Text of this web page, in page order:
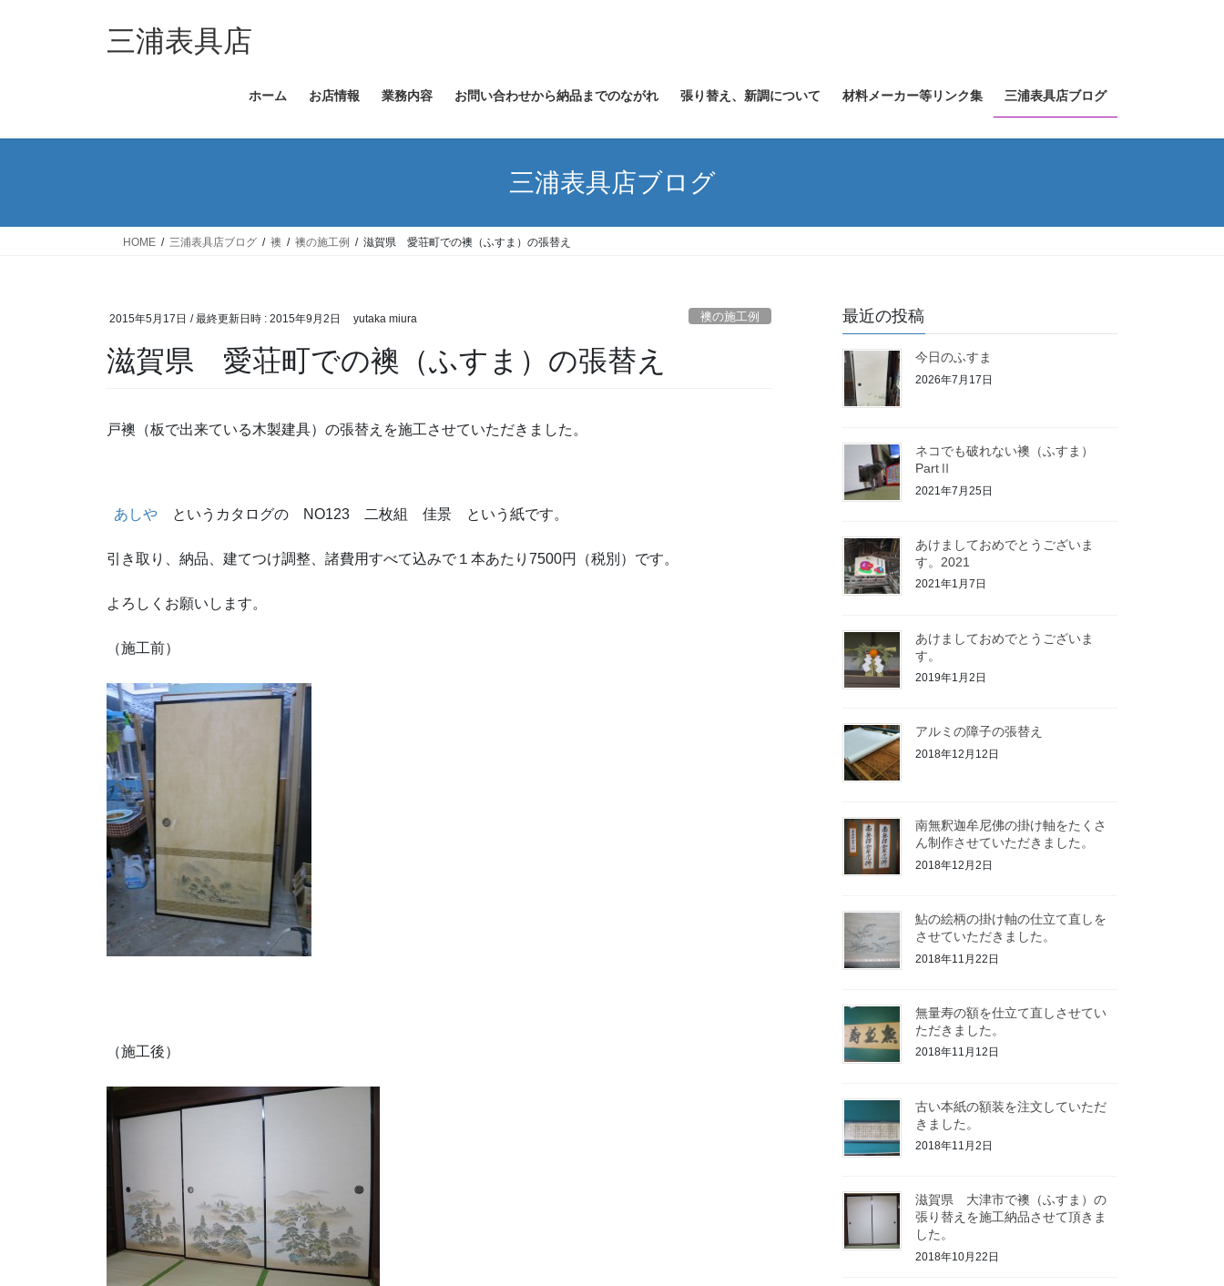
ス
ン
三浦表具店
ホーム お店情報 業務内容 お問い合わせから納品までのながれ 張り替え、新調について 材料メーカー等リンク集 三浦表具店ブログ
三浦表具店ブログ
HOME 三浦表具店ブログ 襖 襖の施工例 滋賀県 愛荘町での襖（ふすま）の張替え
2015年5月17日 / 最終更新日時 : 2015年9月2日 yutaka miura 襖の施工例
滋賀県 愛荘町での襖（ふすま）の張替え
戸襖（板で出来ている木製建具）の張替えを施工させていただきました。
あしや というカタログの NO123 二枚組 佳景 という紙です。
引き取り、納品、建てつけ調整、諸費用すべて込みで１本あたり7500円（税別）です。
よろしくお願いします。
（施工前）
（施工後）
最近の投稿
今日のふすま
2026年7月17日
ネコでも破れない襖（ふすま）
PartⅡ
2021年7月25日
あけましておめでとうございま
す。2021
2021年1月7日
あけましておめでとうございま
す。
2019年1月2日
アルミの障子の張替え
2018年12月12日
南無釈迦牟尼佛の掛け軸をたくさ
ん制作させていただきました。
2018年12月2日
鮎の絵柄の掛け軸の仕立て直しを
させていただきました。
2018年11月22日
無量寿の額を仕立て直しさせてい
ただきました。
2018年11月12日
古い本紙の額装を注文していただ
きました。
2018年11月2日
滋賀県 大津市で襖（ふすま）の
張り替えを施工納品させて頂きま
した。
2018年10月22日